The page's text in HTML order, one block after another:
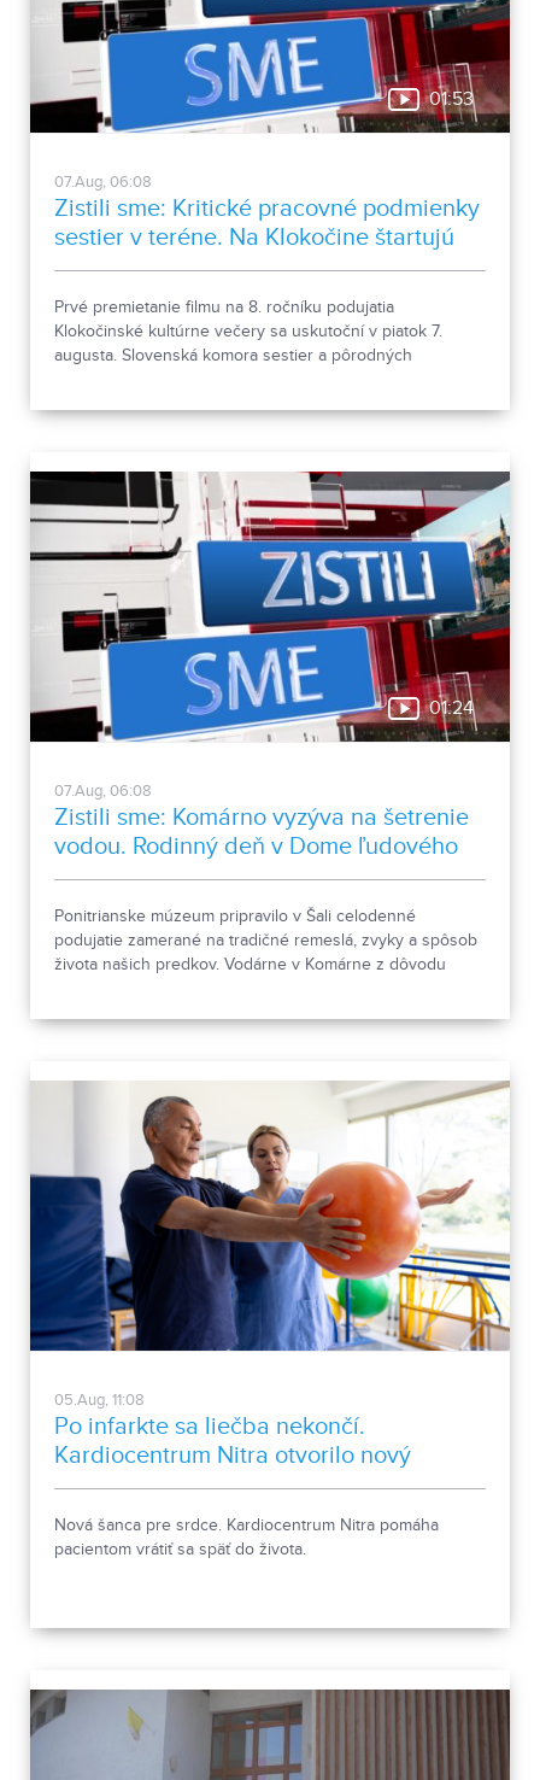
01:53
07.Aug, 06:08
Zistili sme: Kritické pracovné podmienky
sestier v teréne. Na Klokočine štartujú
kultúrne večery
Prvé premietanie filmu na 8. ročníku podujatia
Klokočinské kultúrne večery sa uskutoční v piatok 7.
augusta. Slovenská komora sestier a pôrodných
01:24
07.Aug, 06:08
Zistili sme: Komárno vyzýva na šetrenie
vodou. Rodinný deň v Dome ľudového
bývania a architektúry
Ponitrianske múzeum pripravilo v Šali celodenné
podujatie zamerané na tradičné remeslá, zvyky a spôsob
života našich predkov. Vodárne v Komárne z dôvodu
05.Aug, 11:08
Po infarkte sa liečba nekončí.
Kardiocentrum Nitra otvorilo nový
stacionár
Nová šanca pre srdce. Kardiocentrum Nitra pomáha
pacientom vrátiť sa späť do života.